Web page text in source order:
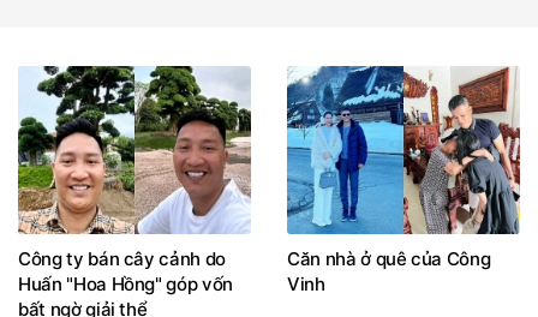
Công ty bán cây cảnh do
Huấn "Hoa Hồng" góp vốn
bất ngờ giải thể
Căn nhà ở quê của Công
Vinh